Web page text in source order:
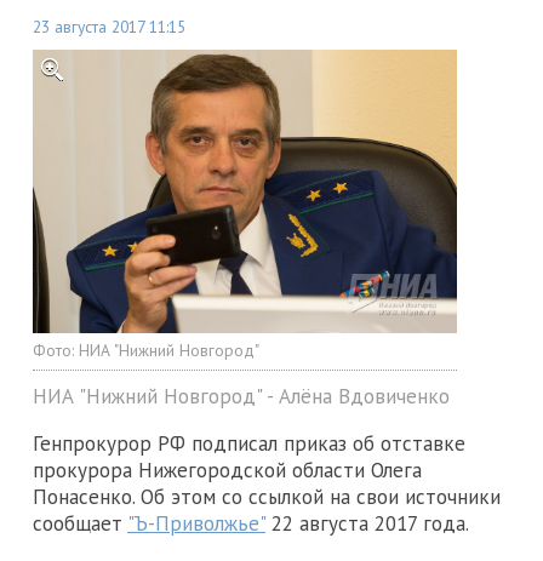
23 августа 2017 11:15
Фото: НИА "Нижний Новгород"
НИА "Нижний Новгород" - Алёна Вдовиченко
Генпрокурор РФ подписал приказ об отставке
прокурора Нижегородской области Олега
Понасенко. Об этом со ссылкой на свои источники
сообщает "Ъ-Приволжье"22 августа 2017 года.